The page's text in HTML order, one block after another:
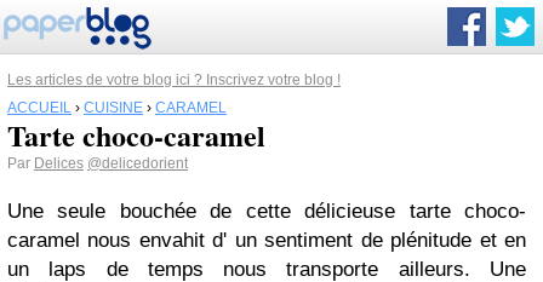
Les articles de votre blog ici ? Inscrivez votre blog !
ACCUEIL › CUISINE › CARAMEL
Tarte choco-caramel
Par Delices @delicedorient
Une seule bouchéede cette délicieuse tartechoco-
caramel nous envahit d' unsentiment de plénitude et en
un laps de temps noustransporte ailleurs. Une